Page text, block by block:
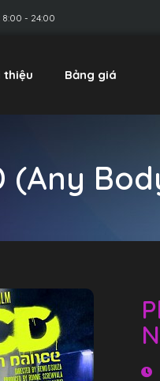
8:00 - 24:00
thiệu Bảng giá
(Any